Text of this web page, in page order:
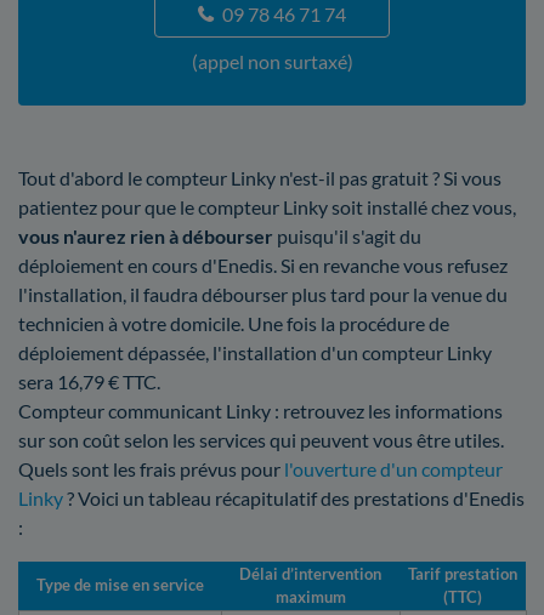
09 78 46 71 74
(appel non surtaxé)
Tout d'abord le compteur Linky n'est-il pas gratuit ? Si vous
patientez pour que le compteur Linky soit installé chez vous,
vous n'aurez rien à débourser puisqu'il s'agit du
déploiement en cours d'Enedis. Si en revanche vous refusez
l'installation, il faudra débourser plus tard pour la venue du
technicien à votre domicile. Une fois la procédure de
déploiement dépassée, l'installation d'un compteur Linky
sera 16,79 € TTC.
Compteur communicant Linky : retrouvez les informations
sur son coût selon les services qui peuvent vous être utiles.
Quels sont les frais prévus pour l'ouverture d'un compteur
Linky? Voici un tableau récapitulatif des prestations d'Enedis
:
Type de mise en service
Délai d’intervention
maximum
Tarif prestation
(TTC)